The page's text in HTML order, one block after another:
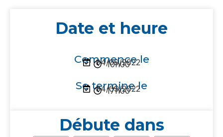
Date et heure
Commence le
04/09/2022
10h00
Se termine le
04/09/2022
17h00
Débute dans